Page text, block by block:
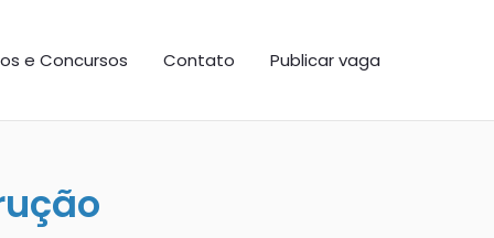
e Concursos Contato Publicar vaga